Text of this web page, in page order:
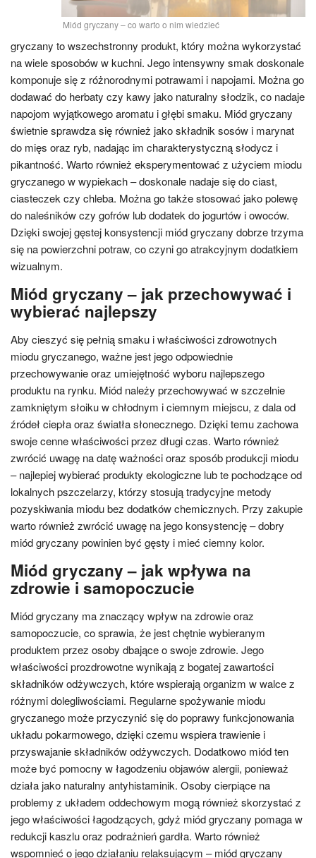
Miód gryczany – co warto o nim wiedzieć
gryczany to wszechstronny produkt, który można wykorzystać
na wiele sposobów w kuchni. Jego intensywny smak doskonale
komponuje się z różnorodnymi potrawami i napojami. Można go
dodawać do herbaty czy kawy jako naturalny słodzik, co nadaje
napojom wyjątkowego aromatu i głębi smaku. Miód gryczany
świetnie sprawdza się również jako składnik sosów i marynat
do mięs oraz ryb, nadając im charakterystyczną słodycz i
pikantność. Warto również eksperymentować z użyciem miodu
gryczanego w wypiekach – doskonale nadaje się do ciast,
ciasteczek czy chleba. Można go także stosować jako polewę
do naleśników czy gofrów lub dodatek do jogurtów i owoców.
Dzięki swojej gęstej konsystencji miód gryczany dobrze trzyma
się na powierzchni potraw, co czyni go atrakcyjnym dodatkiem
wizualnym.
Miód gryczany – jak przechowywać i
wybierać najlepszy
Aby cieszyć się pełnią smaku i właściwości zdrowotnych
miodu gryczanego, ważne jest jego odpowiednie
przechowywanie oraz umiejętność wyboru najlepszego
produktu na rynku. Miód należy przechowywać w szczelnie
zamkniętym słoiku w chłodnym i ciemnym miejscu, z dala od
źródeł ciepła oraz światła słonecznego. Dzięki temu zachowa
swoje cenne właściwości przez długi czas. Warto również
zwrócić uwagę na datę ważności oraz sposób produkcji miodu
– najlepiej wybierać produkty ekologiczne lub te pochodzące od
lokalnych pszczelarzy, którzy stosują tradycyjne metody
pozyskiwania miodu bez dodatków chemicznych. Przy zakupie
warto również zwrócić uwagę na jego konsystencję – dobry
miód gryczany powinien być gęsty i mieć ciemny kolor.
Miód gryczany – jak wpływa na
zdrowie i samopoczucie
Miód gryczany ma znaczący wpływ na zdrowie oraz
samopoczucie, co sprawia, że jest chętnie wybieranym
produktem przez osoby dbające o swoje zdrowie. Jego
właściwości prozdrowotne wynikają z bogatej zawartości
składników odżywczych, które wspierają organizm w walce z
różnymi dolegliwościami. Regularne spożywanie miodu
gryczanego może przyczynić się do poprawy funkcjonowania
układu pokarmowego, dzięki czemu wspiera trawienie i
przyswajanie składników odżywczych. Dodatkowo miód ten
może być pomocny w łagodzeniu objawów alergii, ponieważ
działa jako naturalny antyhistaminik. Osoby cierpiące na
problemy z układem oddechowym mogą również skorzystać z
jego właściwości łagodzących, gdyż miód gryczany pomaga w
redukcji kaszlu oraz podrażnień gardła. Warto również
wspomnieć o jego działaniu relaksującym – miód gryczany